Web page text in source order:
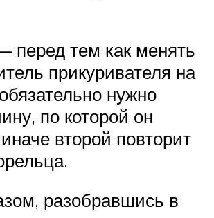
перед тем как менять
прикуривателя на
нужно
по которой он
второй повторит
разобравшись в